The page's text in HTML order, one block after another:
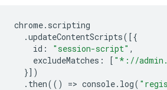
chrome. scripting
.updateContentScripts([{
id : "session-script" ,
excludeMatches : [ "*://
}])
. then(() => console. log(